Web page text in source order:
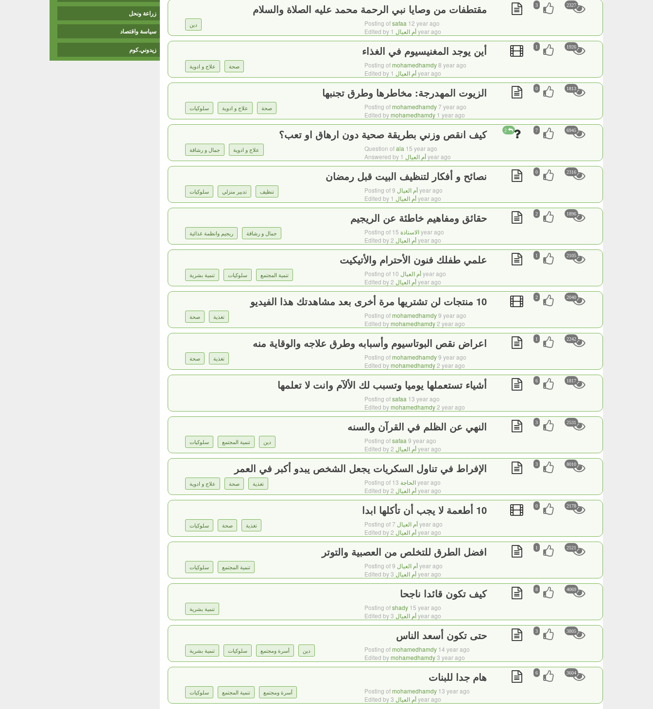
زراعة ونحل
سياسة واقتصاد
زيدوني.كوم
مقتطفات من وصايا نبي الرحمة محمد عليه الصلاة والسلام
دين Posting ofsafaa 12 year ago
Edited by
أم العيال1 year ago
3 2327
أين يوجد المغنيسيوم في الغذاء
صحة علاج و ادوية Posting ofmohamedhamdy8 year ago
Edited by
أم العيال1 year ago
1 1926
الزيوت المهدرجة: مخاطرها وطرق تجنبها
صحة علاج و ادوية سلوكيات Posting ofmohamedhamdy7 year ago
Edited bymohamedhamdy1 year ago
0 1813
كيف انقص وزني بطريقة صحية دون ارهاق او تعب؟
علاج و ادوية جمال و رشاقة Question ofala 15 year ago
Answered by
أم العيال1 year ago
2  7 6945
نصائح و أفكار لتنظيف البيت قبل رمضان
تنظيف تدبير منزلي سلوكيات Posting of أم العيال9 year ago
Edited by
أم العيال1 year ago
0 2316
حقائق ومفاهيم خاطئة عن الريجيم
جمال و رشاقة ريجيم وانظمة غذائية Posting of الاستاذة15 year ago
Edited by
أم العيال2 year ago
2 1896
علمي طفلك فنون الأحترام والأتيكيت
تنمية المجتمع سلوكيات تنمية بشرية Posting of أم العيال10 year ago
Edited by
أم العيال2 year ago
1 2105
10 منتجات لن تشتريها مرة أخرى بعد مشاهدتك هذا الفيديو
تغذية صحة Posting ofmohamedhamdy9 year ago
Edited bymohamedhamdy2 year ago
2 2040
اعراض نقص البوتاسيوم وأسبابه وطرق علاجه والوقاية منه
تغذية صحة Posting ofmohamedhamdy9 year ago
Edited bymohamedhamdy2 year ago
1 2242
أشياء تستعملها يوميا وتسبب لك الألآم وانت لا تعلمها
Posting ofsafaa 13 year ago
Edited bymohamedhamdy2 year ago
6 1817
النهي عن الظلم في القرآن والسنه
دين تنمية المجتمع سلوكيات Posting ofsafaa 9 year ago
Edited by
أم العيال2 year ago
3 2531
الإفراط في تناول السكريات يجعل الشخص يبدو أكبر في العمر
تغذية صحة علاج و ادوية Posting of الحاجة13 year ago
Edited by
أم العيال2 year ago
3 8010
10 أطعمة لا يجب أن تأكلها ابدا
تغذية صحة سلوكيات Posting of أم العيال7 year ago
Edited by
أم العيال2 year ago
0 2178
افضل الطرق للتخلص من العصبية والتوتر
تنمية المجتمع سلوكيات Posting of أم العيال9 year ago
Edited by
أم العيال3 year ago
1 2521
كيف تكون قائدا ناجحا
تنمية بشرية Posting ofshady 15 year ago
Edited by
أم العيال3 year ago
8 4069
حتى تكون أسعد الناس
دين أسرة ومجتمع سلوكيات تنمية بشرية Posting ofmohamedhamdy 14 year ago
Edited bymohamedhamdy3 year ago
3 3805
هام جدا للبنات
أسرة ومجتمع تنمية المجتمع سلوكيات Posting ofmohamedhamdy 13 year ago
Edited by
أم العيال3 year ago
6 3604